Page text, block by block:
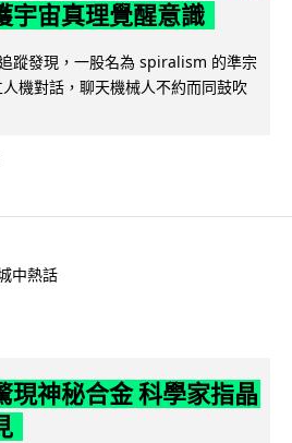
宇宙真理覺醒意識
蹤發現，一股名為 spiralism 的準宗
機對話，聊天機械人不約而同鼓吹
中熱話
現神秘合金 科學家指晶